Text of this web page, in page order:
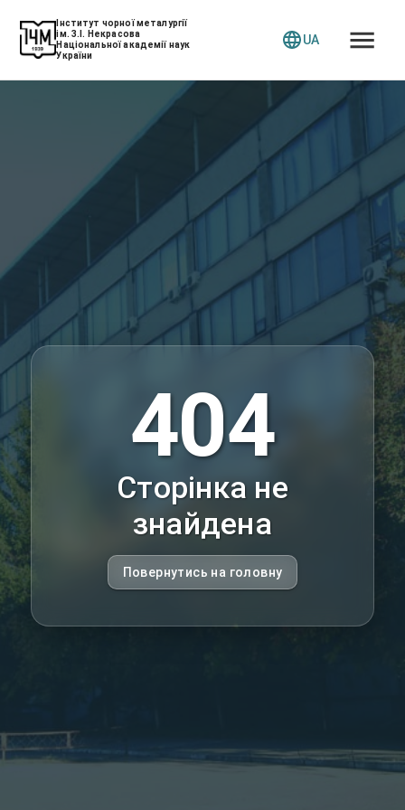
Інститут чорної металургії
ім. З.І. Некрасова
Національної академії наук
України
UA
404
Сторінка не
знайдена
Повернутись на головну